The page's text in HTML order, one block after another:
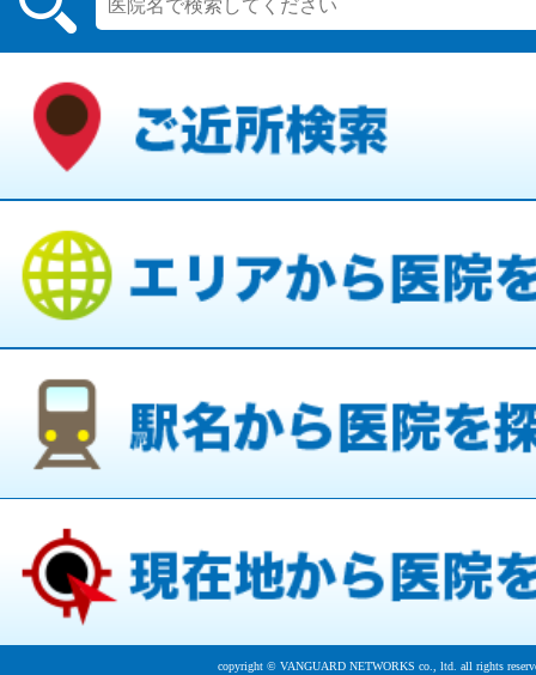
copyright © VANGUARD NETWORKS co., ltd. all rights